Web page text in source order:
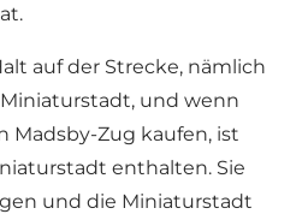
auf der Strecke, nämlich
und wenn
Madsby-Zug kaufen, ist
enthalten. Sie
und die Miniaturstadt